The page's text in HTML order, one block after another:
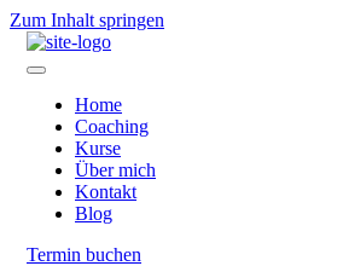
Zum Inhalt springen
Home
Coaching
Kurse
Über mich
Kontakt
Blog
Termin buchen